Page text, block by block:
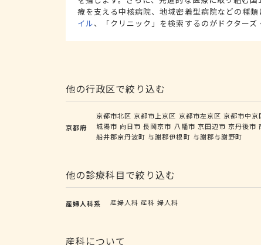
療を支える中核病院、地域密着型病院などの種類
イル、「クリニック」を検索するのがドクターズ
他の行政区で絞り込む
京都府
京都市北区 京都市上京区 京都市左京区 京都市中京
城陽市 向日市 長岡京市 八幡市 京田辺市 京丹後市
船井郡京丹波町 与謝郡伊根町 与謝郡与謝野町
他の診療科目で絞り込む
産婦人科系 産婦人科 産科 婦人科
産科について